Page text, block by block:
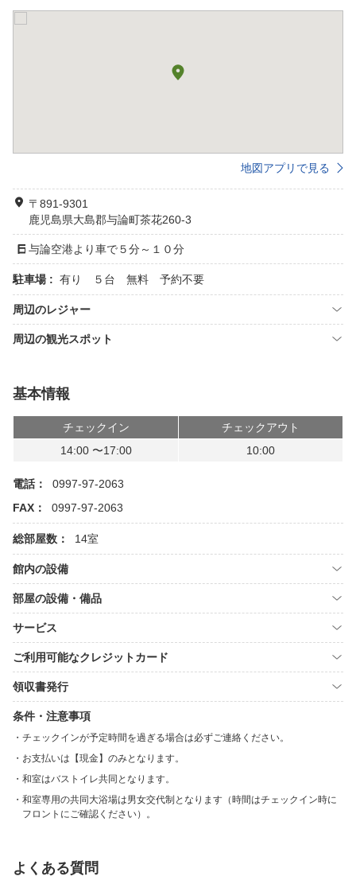
地図アプリで見る
〒891-9301
鹿児島県大島郡与論町茶花260-3
与論空港より車で５分～１０分
駐車場 : 有り ５台 無料 予約不要
周辺のレジャー
周辺の観光スポット
基本情報
チェックイン
チェックアウト
14:00 〜17:00
10:00
電話：
0997-97-2063
FAX：
0997-97-2063
総部屋数： 14室
館内の設備
部屋の設備・備品
サービス
ご利用可能なクレジットカード
領収書発行
条件・注意事項
チェックインが予定時間を過ぎる場合は必ずご連絡ください。
お支払いは【現金】のみとなります。
和室はバストイレ共同となります。
和室専用の共同大浴場は男女交代制となります（時間はチェックイン時に
フロントにご確認ください）。
よくある質問